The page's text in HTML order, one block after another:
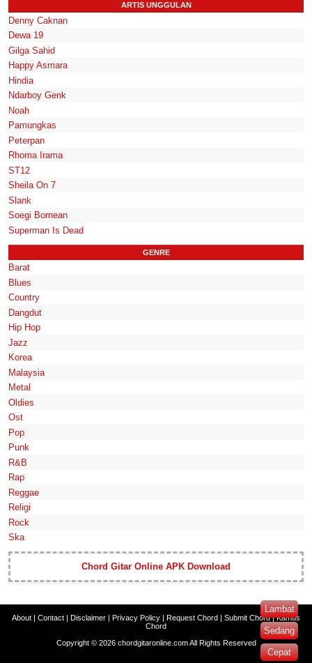
Lambat
Sedang
Cepat
ARTIS UNGGULAN
Denny Caknan
Dewa 19
Gilga Sahid
Happy Asmara
Hindia
Ndarboy Genk
Noah
Pamungkas
Peterpan
Rhoma Irama
ST12
Sheila On 7
Slank
Soegi Bornean
Superman Is Dead
GENRE
Barat
Blues
Country
Dangdut
Hip Hop
Jazz
Korea
Malaysia
Metal
Oldies
Ost
Pop
Punk
R&B
Rap
Reggae
Religi
Rock
Ska
Chord Gitar Online APK Download
About Contact Disclaimer Privacy Policy Request Chord Submit Chord|Kamus
Chord
Copyright © 2026 chordgitaronline.comAll Rights Reserved